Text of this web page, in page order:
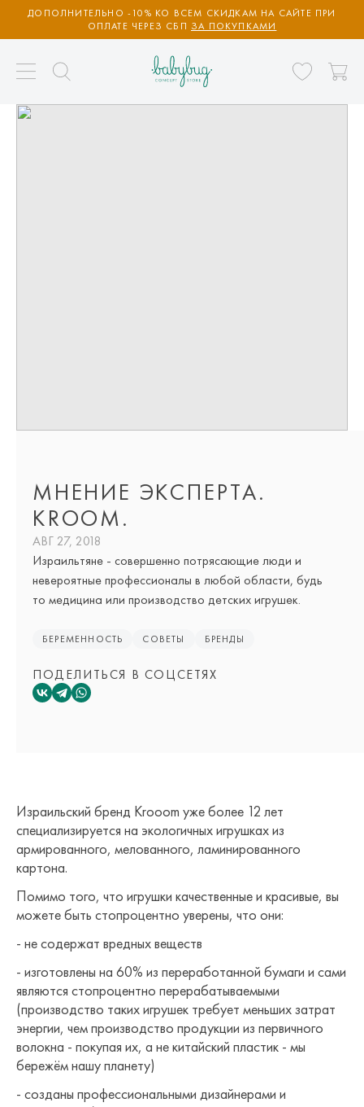
ДОПОЛНИТЕЛЬНО -10% КО ВСЕМ СКИДКАМ НА САЙТЕ ПРИ
ОПЛАТЕ ЧЕРЕЗ СБП ЗА ПОКУПКАМИ
МНЕНИЕ ЭКСПЕРТА.
KROOM.
АВГ 27, 2018
Израильтяне - совершенно потрясающие люди и
невероятные профессионалы в любой области, будь
то медицина или производство детских игрушек.
БЕРЕМЕННОСТЬ СОВЕТЫ БРЕНДЫ
ПОДЕЛИТЬСЯ В СОЦСЕТЯХ
Израильский бренд Krooom уже более 12 лет
специализируется на экологичных игрушках из
армированного, мелованного, ламинированного
картона.
Помимо того, что игрушки качественные и красивые, вы
можете быть стопроцентно уверены, что они:
- не содержат вредных веществ
- изготовлены на 60% из переработанной бумаги и сами
являются стопроцентно перерабатываемыми
(производство таких игрушек требует меньших затрат
энергии, чем производство продукции из первичного
волокна - покупая их, а не китайский пластик - мы
бережём нашу планету)
- созданы профессиональными дизайнерами и